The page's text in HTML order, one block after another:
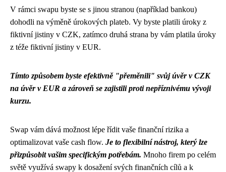
V rámci swapu byste se s jinou stranou (například bankou)
dohodli na výměně úrokových plateb. Vy byste platili úroky z
fiktivní jistiny v CZK, zatímco druhá strana by vám platila úroky
z téže fiktivní jistiny v EUR.
Tímto způsobem byste efektivně "přeměnili" svůj úvěr v CZK
na úvěr v EUR a zároveň se zajistili proti nepříznivému vývoji
kurzu.
Swap vám dává možnost lépe řídit vaše finanční rizika a
optimalizovat vaše cash flow. Je to flexibilní nástroj, který lze
přizpůsobit vašim specifickým potřebám. Mnoho firem po celém
světě využívá swapy k dosažení svých finančních cílů a k